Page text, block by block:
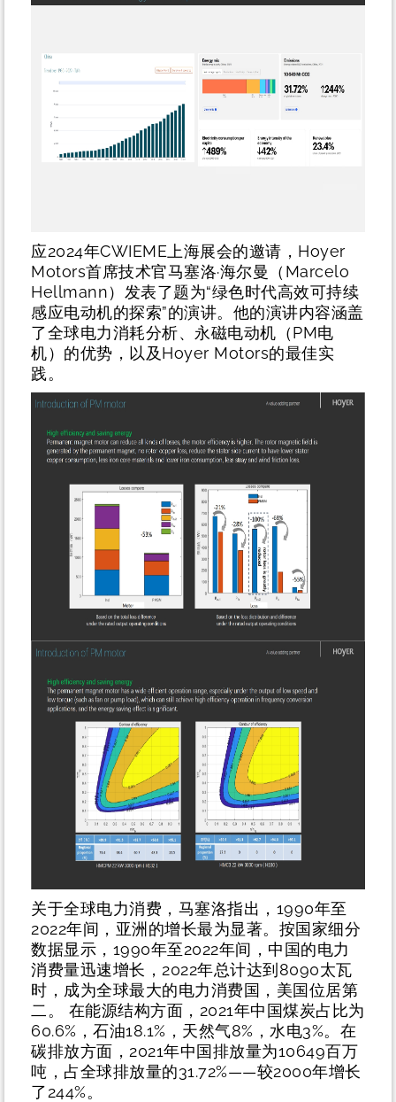
应2024年CWIEME上海展会的邀请，Hoyer
Motors首席技术官马塞洛·海尔曼（Marcelo
Hellmann）发表了题为“绿色时代高效可持续
感应电动机的探索”的演讲。他的演讲内容涵盖
了全球电力消耗分析、永磁电动机（PM电
机）的优势，以及Hoyer Motors的最佳实
践。
关于全球电力消费，马塞洛指出，1990年至
2022年间，亚洲的增长最为显著。按国家细分
数据显示，1990年至2022年间，中国的电力
消费量迅速增长，2022年总计达到8090太瓦
时，成为全球最大的电力消费国，美国位居第
二。 在能源结构方面，2021年中国煤炭占比为
60.6%，石油18.1%，天然气8%，水电3%。在
碳排放方面，2021年中国排放量为10649百万
吨，占全球排放量的31.72%——较2000年增长
了244%。